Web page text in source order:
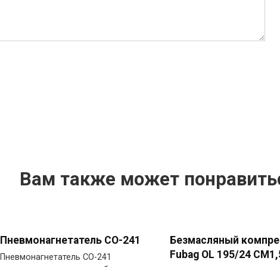
Вам также может
Пневмонагнетатель СО-241
Пневмонагнетатель СО-241
Безмасляный
Fubag OL 195/24